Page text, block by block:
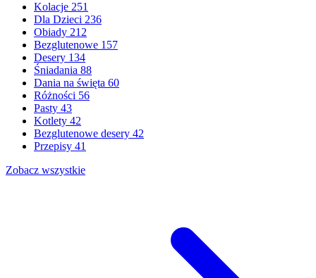
Kolacje 251
Dla Dzieci 236
Obiady 212
Bezglutenowe 157
Desery 134
Śniadania 88
Dania na święta 60
Różności 56
Pasty 43
Kotlety 42
Bezglutenowe desery 42
Przepisy 41
Zobacz wszystkie